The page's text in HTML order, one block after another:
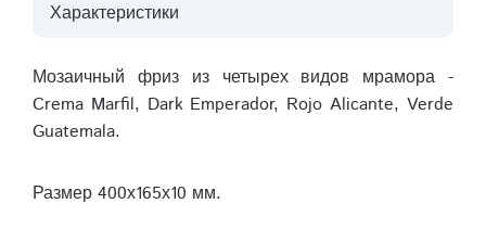
Характеристики
Мозаичный фриз из четырех видов мрамора -
Crema Marfil, Dark Emperador, Rojo Alicante, Verde
Guatemala.
Размер 400х165х10 мм.